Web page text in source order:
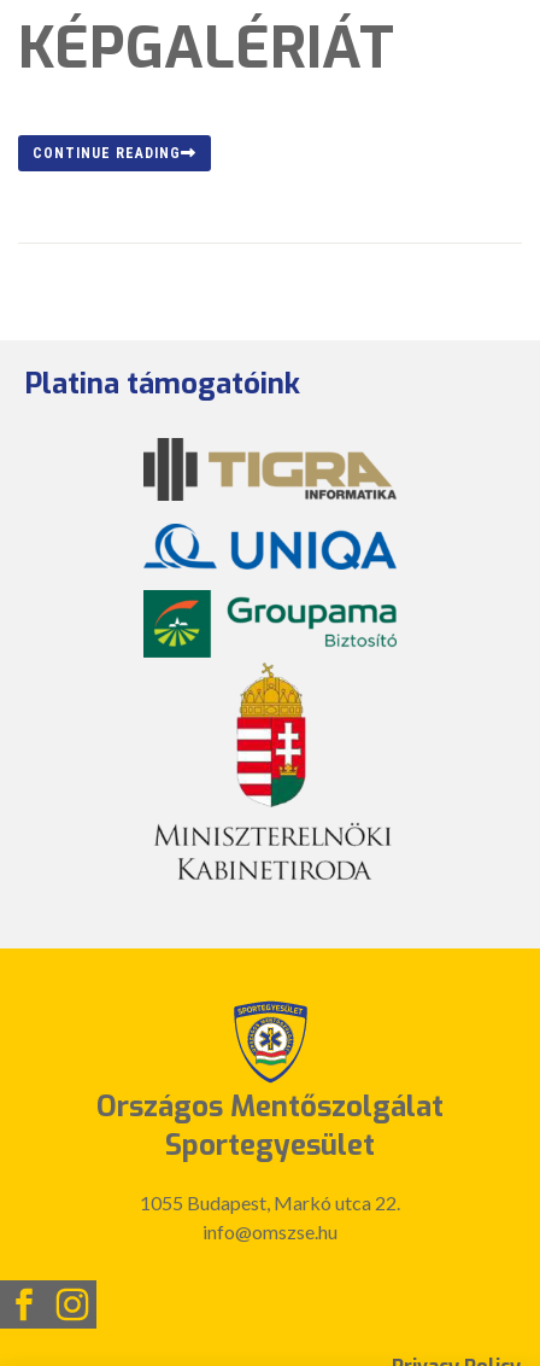
KÉPGALÉRIÁT
CONTINUE READING
Platina támogatóink
Országos Mentőszolgálat
Sportegyesület
1055 Budapest, Markó utca 22.
info@omszse.hu